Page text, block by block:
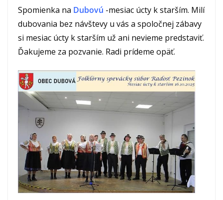
Spomienka na Dubovú -mesiac úcty k starším. Milí
dubovania bez návštevy u vás a spoločnej zábavy
si mesiac úcty k starším už ani nevieme predstaviť.
Ďakujeme za pozvanie. Radi prídeme opäť.